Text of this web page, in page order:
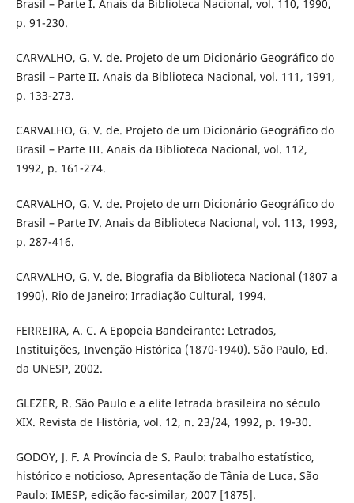
Brasil – Parte I. Anais da Biblioteca Nacional, vol. 110, 1990,
p. 91-230.
CARVALHO, G. V. de. Projeto de um Dicionário Geográfico do
Brasil – Parte II. Anais da Biblioteca Nacional, vol. 111, 1991,
p. 133-273.
CARVALHO, G. V. de. Projeto de um Dicionário Geográfico do
Brasil – Parte III. Anais da Biblioteca Nacional, vol. 112,
1992, p. 161-274.
CARVALHO, G. V. de. Projeto de um Dicionário Geográfico do
Brasil – Parte IV. Anais da Biblioteca Nacional, vol. 113, 1993,
p. 287-416.
CARVALHO, G. V. de. Biografia da Biblioteca Nacional (1807 a
1990). Rio de Janeiro: Irradiação Cultural, 1994.
FERREIRA, A. C. A Epopeia Bandeirante: Letrados,
Instituições, Invenção Histórica (1870-1940). São Paulo, Ed.
da UNESP, 2002.
GLEZER, R. São Paulo e a elite letrada brasileira no século
XIX. Revista de História, vol. 12, n. 23/24, 1992, p. 19-30.
GODOY, J. F. A Província de S. Paulo: trabalho estatístico,
histórico e noticioso. Apresentação de Tânia de Luca. São
Paulo: IMESP, edição fac-similar, 2007 [1875].